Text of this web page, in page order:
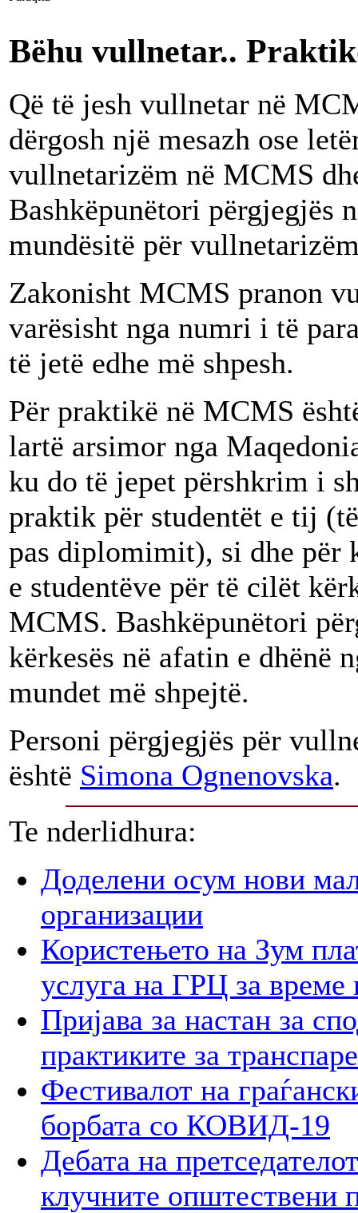
Bëhu vullnetar..
Që të jesh vullnetar në
dërgosh një mesazh ose
vullnetarizëm në MCMS
Bashkëpunëtori përgjegjës
mundësitë për
Zakonisht MCMS pranon
varësisht nga numri i të
të jetë edhe më shpesh.
Për praktikë në MCMS
lartë arsimor nga
ku do të jepet përshkrim i
praktik për studentët e tij
pas diplomimit), si dhe për
e studentëve për të cilët
MCMS. Bashkëpunëtori
kërkesës në afatin e dhënë
mundet më shpejtë.
Personi përgjegjës për
është Simona Ognenovska.
Te nderlidhura:
Доделени осум нови
организации
Користењето на Зум
услуга на ГРЦ за време
Пријава за настан за
практиките за
Фестивалот на
борбата со КОВИД-19
Дебата на
клучните општествени